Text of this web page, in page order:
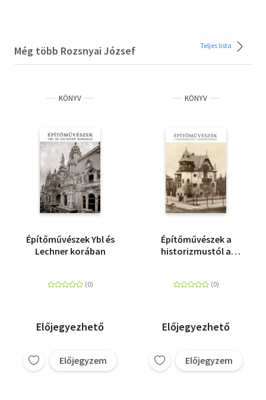
Még több Rozsnyai József Teljes lista
KÖNYV
Építőművészek Ybl és
Lechner korában
Előjegyezhető
Előjegyzem
KÖNYV
Építőművészek a
historizmustól a
Előjegyezhető
Előjegyzem